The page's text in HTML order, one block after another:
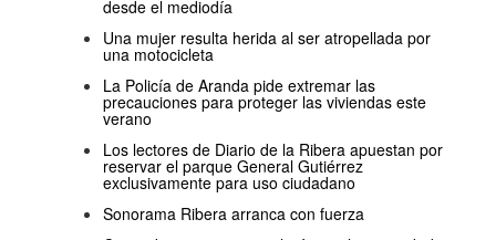
desde el mediodía
Una mujer resulta herida al ser atropellada por
una motocicleta
La Policía de Aranda pide extremar las
precauciones para proteger las viviendas este
verano
Los lectores de Diario de la Ribera apuestan por
reservar el parque General Gutiérrez
exclusivamente para uso ciudadano
Sonorama Ribera arranca con fuerza